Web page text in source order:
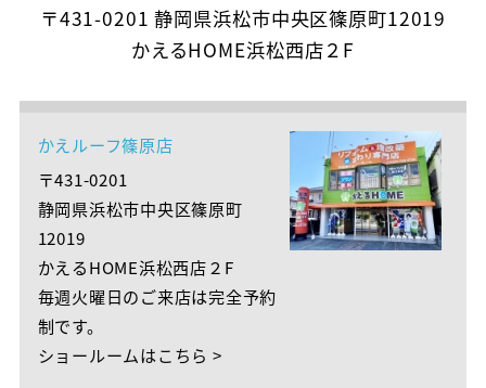
〒431-0201 静岡県浜松市中央区篠原町12019
かえるHOME浜松西店２F
かえルーフ篠原店
〒431-0201
静岡県浜松市中央区篠原町
12019
かえるHOME浜松西店２F
毎週火曜日のご来店は完全予約
制です。
ショールームはこちら >